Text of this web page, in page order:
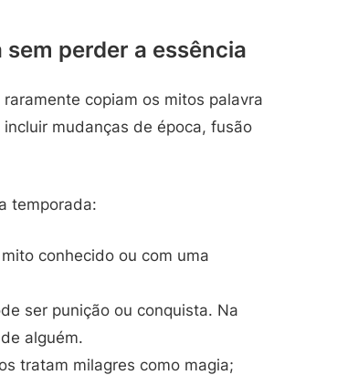
perder a essência
copiam os mitos palavra
mudanças de época, fusão
temporada:
conhecido ou com uma
ser punição ou conquista. Na
alguém.
tratam milagres como magia;